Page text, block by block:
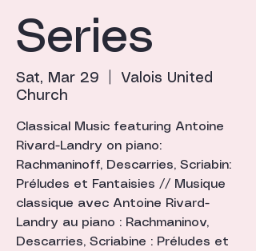
Series
Sat, Mar 29
Valois United
Church
Classical Music featuring Antoine
Rivard-Landry on piano:
Rachmaninoff, Descarries, Scriabin:
Préludes et Fantaisies // Musique
classique avec Antoine Rivard-
Landry au piano : Rachmaninov,
Descarries, Scriabine : Préludes et